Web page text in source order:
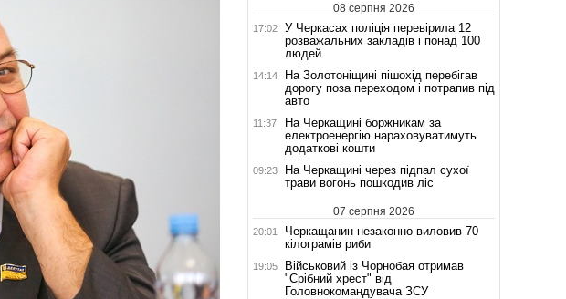
08 серпня 2026
17:02
У Черкасах поліція перевірила 12
розважальних закладів і понад 100
людей
14:14
На Золотоніщині пішохід перебігав
дорогу поза переходом і потрапив під
авто
11:37
На Черкащині боржникам за
електроенергію нараховуватимуть
додаткові кошти
09:23
На Черкащині через підпал сухої
трави вогонь пошкодив ліс
07 серпня 2026
20:01
Черкащанин незаконно виловив 70
кілограмів риби
19:05
Військовий із Чорнобая отримав
"Срібний хрест" від
Головнокомандувача ЗСУ